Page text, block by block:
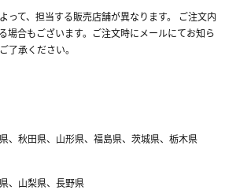
って、担当する販売店舗が異なります。 ご注文内
場合もございます。ご注文時にメールにてお知ら
了承ください。
、秋田県、山形県、福島県、茨城県、栃木県
、山梨県、長野県